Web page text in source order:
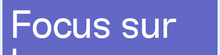
Focus sur